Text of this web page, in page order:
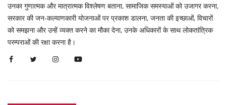
उनका गुणात्मक और मात्रात्मक विश्लेषण बताना, सामाजिक समस्याओं को उजागर करना,
सरकार की जन-कल्याणकारी योजनाओं पर प्रकाश डालना, जनता की इच्छाओं, विचारों
को समझना और उन्हें व्यक्त करने का मौका देना, उनके अधिकारों के साथ लोकतांत्रिक
परम्पराओं की रक्षा करना है।